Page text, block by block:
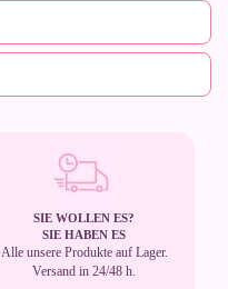
SIE WOLLEN ES?
SIE HABEN ES
Alle unsere Produkte auf Lager.
Versand in 24/48 h.